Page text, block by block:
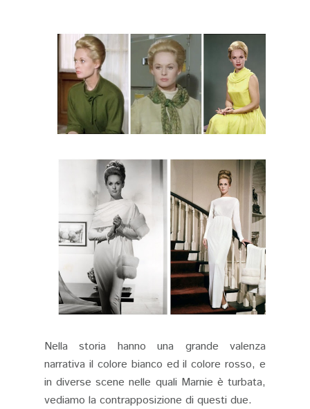
Nella storia hanno una grande valenza
narrativa il colore bianco ed il colore rosso, e
in diverse scene nelle quali Marnie è turbata,
vediamo la contrapposizione di questi due.